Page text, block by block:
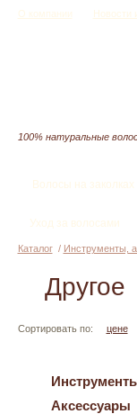
О компании Новости
100% натуральные
Волосы на заколках
Уход за волосами
Каталог/ Инструменты,
Другое
Сортировать по: цене
Аксессуары